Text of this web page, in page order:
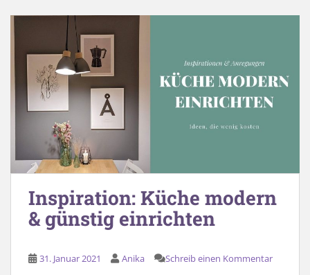
Inspiration: Küche modern
& günstig einrichten
31. Januar 2021 Anika Schreib einen Kommentar